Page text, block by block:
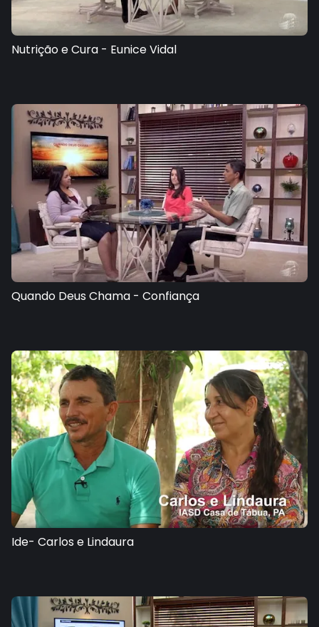
Nutrição e Cura - Eunice Vidal
Quando Deus Chama - Confiança
Ide- Carlos e Lindaura